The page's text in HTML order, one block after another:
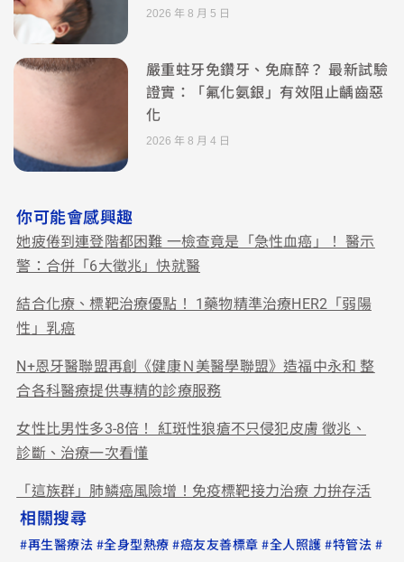
2026 年 8 月 5 日
嚴重蛀牙免鑽牙、免麻醉？ 最新試驗
證實：「氟化氨銀」有效阻止齲齒惡
化
2026 年 8 月 4 日
你可能會感興趣
她疲倦到連登階都困難 一檢查竟是「急性血癌」！ 醫示
警：合併「6大徵兆」快就醫
結合化療、標靶治療優點！ 1藥物精準治療HER2「弱陽
性」乳癌
N+恩牙醫聯盟再創《健康Ｎ美醫學聯盟》造福中永和 整
合各科醫療提供專精的診療服務
女性比男性多3-8倍！ 紅斑性狼瘡不只侵犯皮膚 徵兆、
診斷、治療一次看懂
「這族群」肺鱗癌風險增！免疫標靶接力治療 力拚存活
相關搜尋
#再生醫療法 #全身型熱療 #癌友友善標章 #全人照護 #特管法 #